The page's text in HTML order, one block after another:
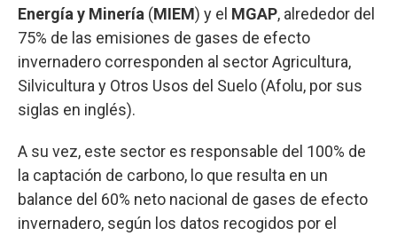
Energía y Minería (MIEM) y el MGAP, alrededor del
75% de las emisiones de gases de efecto
invernadero corresponden al sector Agricultura,
Silvicultura y Otros Usos del Suelo (Afolu, por sus
siglas en inglés).
A su vez, este sector es responsable del 100% de
la captación de carbono, lo que resulta en un
balance del 60% neto nacional de gases de efecto
invernadero, según los datos recogidos por el